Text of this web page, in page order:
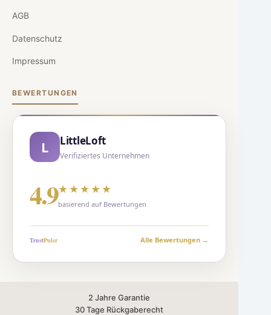
AGB
Datenschutz
Impressum
BEWERTUNGEN
L LittleLoft
Verifiziertes Unternehmen
4.9★★★★★
basierend auf Bewertungen
TrustPulsr Alle Bewertungen →
2 Jahre Garantie
30 Tage Rückgaberecht